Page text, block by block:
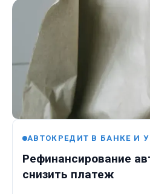
АВТОКРЕДИТ В БАНКЕ И
Рефинансирование
снизить платеж